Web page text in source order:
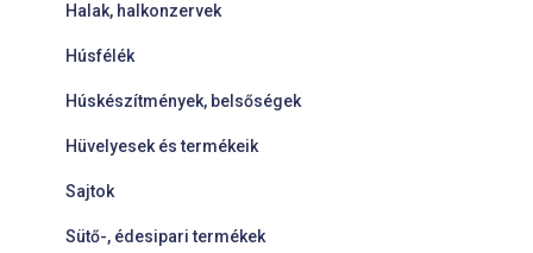
Halak, halkonzervek
Húsfélék
Húskészítmények, belsőségek
Hüvelyesek és termékeik
Sajtok
Sütő-, édesipari termékek